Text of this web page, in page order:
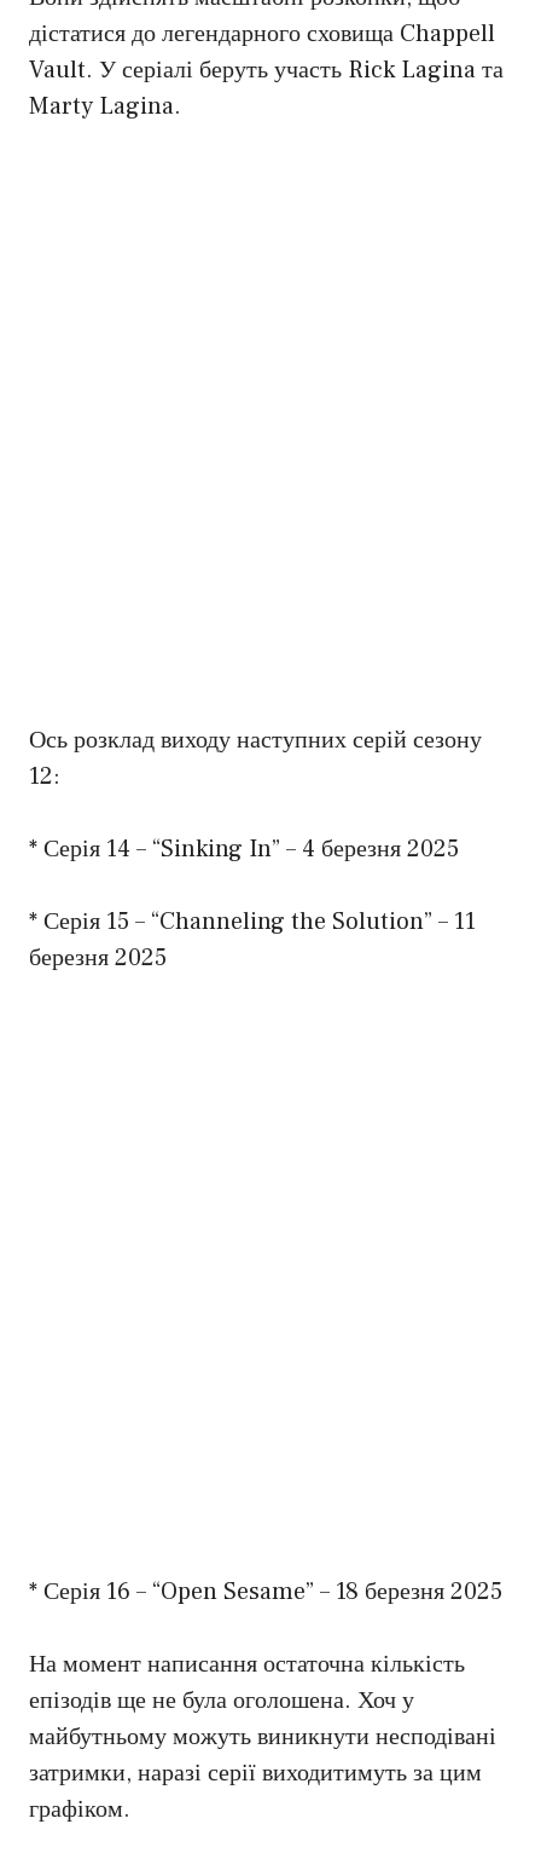
дістатися до легендарного сховища Chappell
Vault. У серіалі беруть участь Rick Lagina та
Marty Lagina.
Ось розклад виходу наступних серій сезону
12:
* Серія 14 – “Sinking In” – 4 березня 2025
* Серія 15 – “Channeling the Solution” – 11
березня 2025
* Серія 16 – “Open Sesame” – 18 березня 2025
На момент написання остаточна кількість
епізодів ще не була оголошена. Хоч у
майбутньому можуть виникнути несподівані
затримки, наразі серії виходитимуть за цим
графіком.